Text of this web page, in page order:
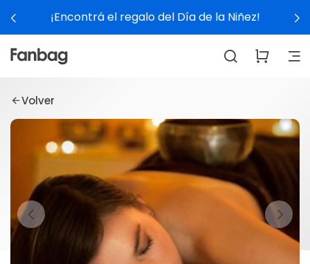
¡Encontrá el regalo del Día de la Niñez!
Volver